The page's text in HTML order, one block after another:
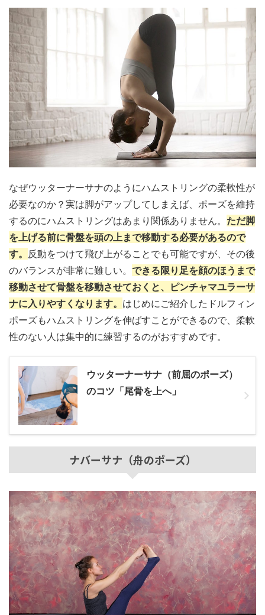
なぜウッターナーサナのようにハムストリングの柔軟性が
必要なのか？実は脚がアップしてしまえば、ポーズを維持
するのにハムストリングはあまり関係ありません。 ただ脚
を上げる前に骨盤を頭の上まで移動する必要があるので
す。 反動をつけて飛び上がることでも可能ですが、その後
のバランスが非常に難しい。 できる限り足を顔のほうまで
移動させて骨盤を移動させておくと、ピンチャマユラーサ
ナに入りやすくなります。 はじめにご紹介したドルフィン
ポーズもハムストリングを伸ばすことができるので、柔軟
性のない人は集中的に練習するのがおすすめです。
ウッターナーサナ（前屈のポーズ）
のコツ「尾骨を上へ」
ナバーサナ（舟のポーズ）